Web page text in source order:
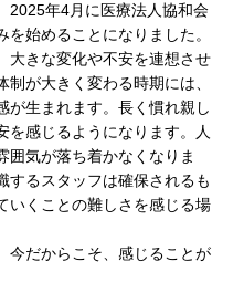
2025年4月に医療法人協和会
始めることになりました。
大きな変化や不安を連想させ
が大きく変わる時期には、
が生まれます。長く慣れ親し
を感じるようになります。人
囲気が落ち着かなくなりま
するスタッフは確保されるも
いくことの難しさを感じる場
今だからこそ、感じることが